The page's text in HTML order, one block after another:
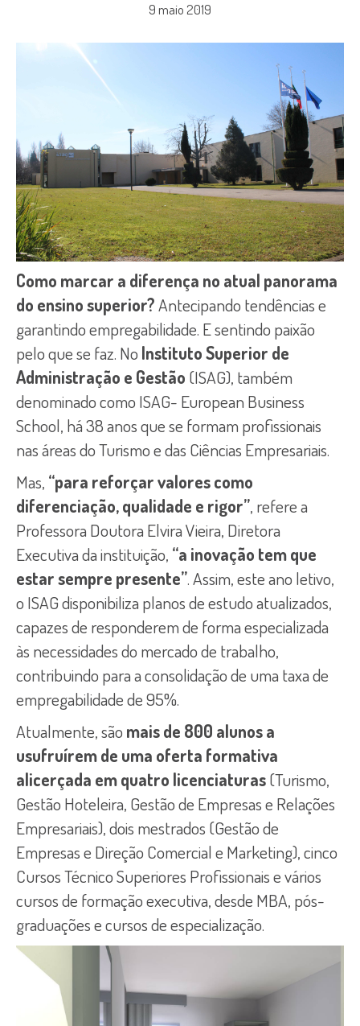
9 maio 2019
Como marcar a diferença no atual panorama
do ensino superior?Antecipando tendências e
garantindo empregabilidade. E sentindo paixão
pelo que se faz. No Instituto Superior de
Administração e Gestão (ISAG), também
denominado como ISAG- European Business
School, há 38 anos que se formam profissionais
nas áreas do Turismo e das Ciências Empresariais.
Mas, “para reforçar valores como
diferenciação, qualidade e rigor”, refere a
Professora Doutora Elvira Vieira, Diretora
Executiva da instituição, “a inovação tem que
estar sempre presente”. Assim, este ano letivo,
o ISAG disponibiliza planos de estudo atualizados,
capazes de responderem de forma especializada
às necessidades do mercado de trabalho,
contribuindo para a consolidação de uma taxa de
empregabilidade de 95%.
Atualmente, são mais de 800 alunos a
usufruírem de uma oferta formativa
alicerçada em quatro licenciaturas(Turismo,
Gestão Hoteleira, Gestão de Empresas e Relações
Empresariais), dois mestrados (Gestão de
Empresas e Direção Comercial e Marketing), cinco
Cursos Técnico Superiores Profissionais e vários
cursos de formação executiva, desde MBA, pós-
graduações e cursos de especialização.